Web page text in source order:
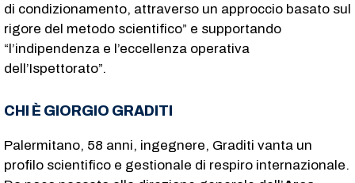
di condizionamento, attraverso un approccio basato sul
rigore del metodo scientifico” e supportando
“l’indipendenza e l’eccellenza operativa
dell’Ispettorato”.
CHI È GIORGIO GRADITI
Palermitano, 58 anni, ingegnere, Graditi vanta un
profilo scientifico e gestionale di respiro internazionale.